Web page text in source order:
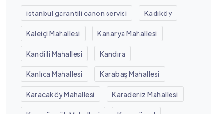
istanbul garantili canon servisi Kadıköy
Kaleiçi Mahallesi Kanarya Mahallesi
Kandilli Mahallesi Kandıra
Kanlıca Mahallesi Karabaş Mahallesi
Karacaköy Mahallesi Karadeniz Mahallesi